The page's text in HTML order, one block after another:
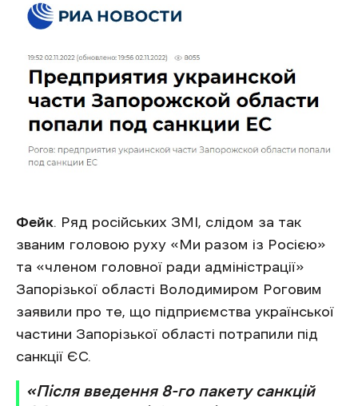
Фейк. Ряд російських ЗМІ, слідом за так
званим головою руху «Ми разом із Росією»
та «членом головної ради адміністрації»
Запорізької області Володимиром Роговим
заявили про те, що підприємства української
частини Запорізької області потрапили під
санкції ЄС.
«Після введення 8-го пакету санкцій